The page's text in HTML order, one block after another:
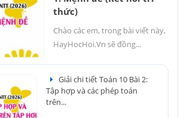
thức)
Chào các em, trong bài viết này,
HayHocHoi.Vn sẽ đồng...
Giải chi tiết Toán 10 Bài 2:
Tập hợp và các phép toán
trên...